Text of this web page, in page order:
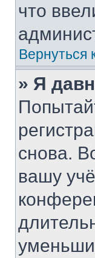
что
Вернуться
» Я
снова.
вашу